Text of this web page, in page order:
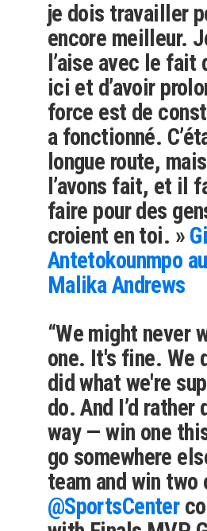
je dois travailler
encore meilleur.
l’aise avec le fait
ici et d’avoir
force est de
a fonctionné.
longue route,
l’avons fait, et il
faire pour des
croient en toi. »
Antetokounmpo
Malika Andrews
“We might never
one. It's fine. We
did what we're
do. And I’d
way — win one
go somewhere
team and win two
@SportsCenter